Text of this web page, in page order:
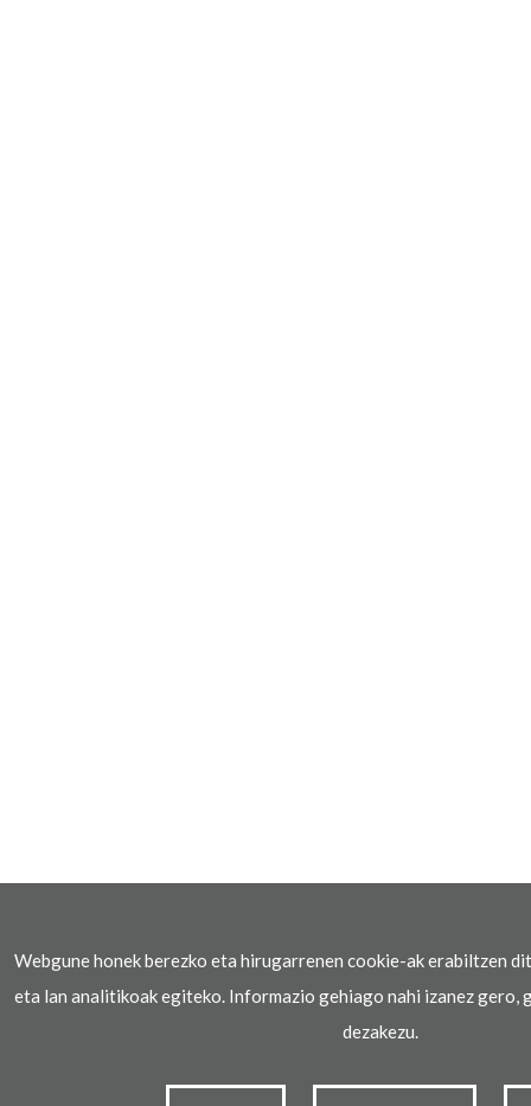
Webgune honek berezko eta hirugarrenen cookie-ak erabiltzen
eta lan analitikoak egiteko. Informazio gehiago nahi izanez gero,
dezakezu.